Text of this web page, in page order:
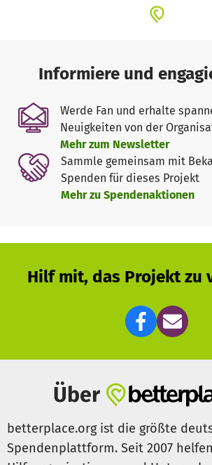
können, sind erhebliche Arbeiten an
Informiere und
Werde Fan und erhalte
Neuigkeiten von der
Mehr zum Newsletter
Sammle gemeinsam mit
Spenden für dieses Projekt
Mehr zu Spendenaktionen
Hilf mit, das Projekt zu
Über
betterplace.org ist die größte
Spendenplattform. Seit 2007